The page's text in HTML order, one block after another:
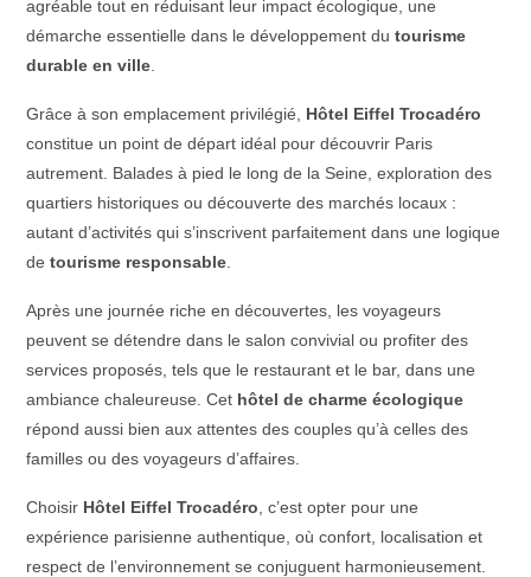
agréable tout en réduisant leur impact écologique, une
démarche essentielle dans le développement dutourisme
durable en ville
Grâce à son emplacement privilégié, Hôtel Eiffel Trocadéro
constitue un point de départ idéal pour découvrir Paris
autrement. Balades à pied le long de la Seine, exploration des
quartiers historiques ou découverte des marchés locaux :
autant d’activités qui s’inscrivent parfaitement dans une logique
detourisme responsable
Après une journée riche en découvertes, les voyageurs
peuvent se détendre dans le salon convivial ou profiter des
services proposés, tels que le restaurant et le bar, dans une
ambiance chaleureuse. Cet hôtel de charme écologique
répond aussi bien aux attentes des couples qu’à celles des
familles ou des voyageurs d’affaires.
Choisir Hôtel Eiffel Trocadéro , c’est opter pour une
expérience parisienne authentique, où confort, localisation et
respect de l’environnement se conjuguent harmonieusement.